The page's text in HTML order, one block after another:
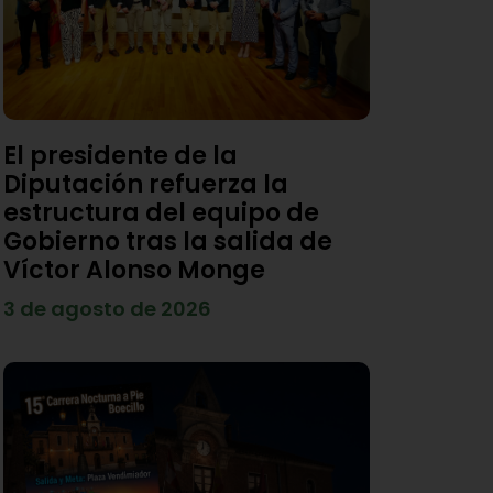
El presidente de la
Diputación refuerza la
estructura del equipo de
Gobierno tras la salida de
Víctor Alonso Monge
3 de agosto de 2026